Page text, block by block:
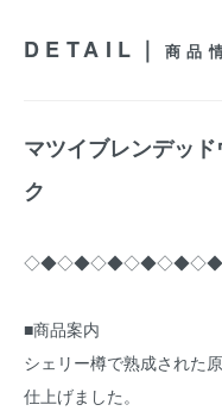
DETAIL｜ 商品
マツイブレンデッ
ク
■商品案内
シェリー樽で熟成された
仕上げました。